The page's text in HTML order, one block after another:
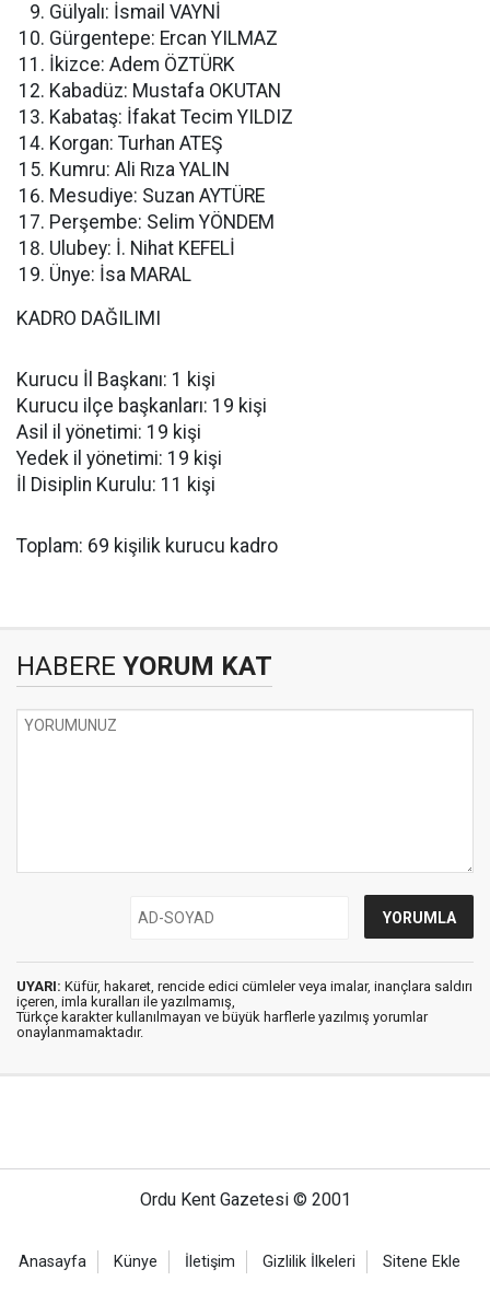
Gülyalı: İsmail VAYNİ
Gürgentepe: Ercan YILMAZ
İkizce: Adem ÖZTÜRK
Kabadüz: Mustafa OKUTAN
Kabataş: İfakat Tecim YILDIZ
Korgan: Turhan ATEŞ
Kumru: Ali Rıza YALIN
Mesudiye: Suzan AYTÜRE
Perşembe: Selim YÖNDEM
Ulubey: İ. Nihat KEFELİ
Ünye: İsa MARAL
KADRO DAĞILIMI
Kurucu İl Başkanı: 1 kişi
Kurucu ilçe başkanları: 19 kişi
Asil il yönetimi: 19 kişi
Yedek il yönetimi: 19 kişi
İl Disiplin Kurulu: 11 kişi
Toplam: 69 kişilik kurucu kadro
HABERE YORUM KAT
UYARI: Küfür, hakaret, rencide edici cümleler veya imalar, inançlara saldırı
içeren, imla kuralları ile yazılmamış,
Türkçe karakter kullanılmayan ve büyük harflerle yazılmış yorumlar
onaylanmamaktadır.
Ordu Kent Gazetesi © 2001
Anasayfa Künye İletişim Gizlilik İlkeleri Sitene Ekle